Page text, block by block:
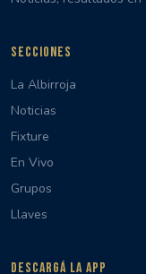
SECCIONES
La Albirroja
Noticias
Fixture
En Vivo
Grupos
Llaves
DESCARGÁ LA APP